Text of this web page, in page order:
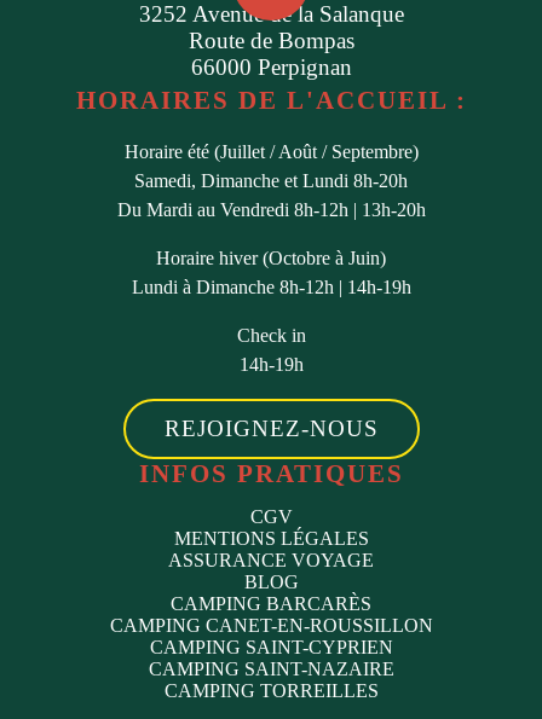
3252 Avenue de la Salanque
Route de Bompas
66000 Perpignan
HORAIRES DE L'ACCUEIL :
Horaire été (Juillet / Août / Septembre)
Samedi, Dimanche et Lundi 8h-20h
Du Mardi au Vendredi 8h-12h | 13h-20h
Horaire hiver (Octobre à Juin)
Lundi à Dimanche 8h-12h | 14h-19h
Check in
14h-19h
REJOIGNEZ-NOUS
INFOS PRATIQUES
CGV
MENTIONS LÉGALES
ASSURANCE VOYAGE
BLOG
CAMPING BARCARÈS
CAMPING CANET-EN-ROUSSILLON
CAMPING SAINT-CYPRIEN
CAMPING SAINT-NAZAIRE
CAMPING TORREILLES